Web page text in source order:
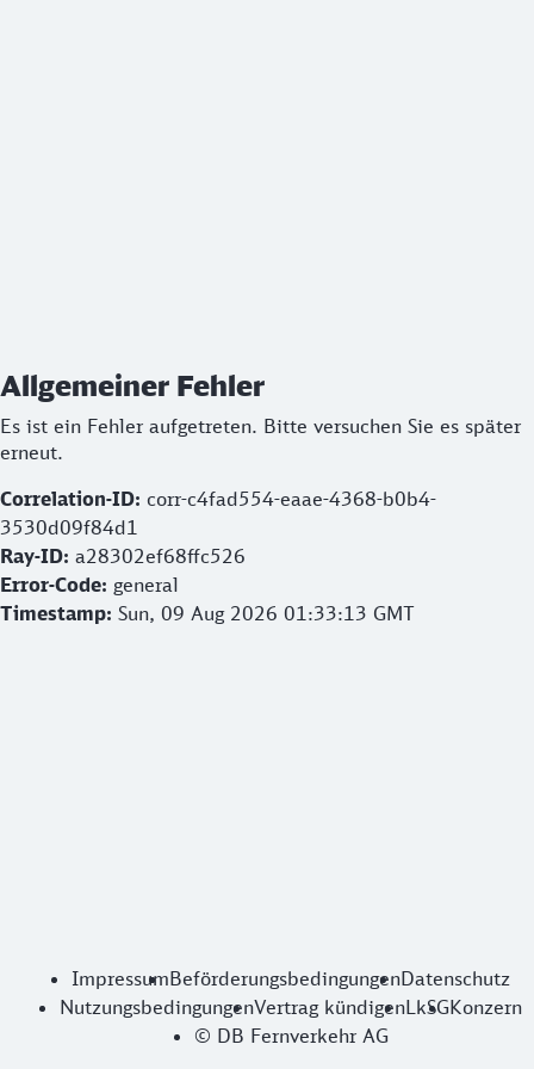
Allgemeiner Fehler
Es ist ein Fehler aufgetreten. Bitte versuchen Sie es später
erneut.
Correlation-ID: corr-c4fad554-eaae-4368-b0b4-
3530d09f84d1
Ray-ID: a28302ef68ffc526
Error-Code: general
Timestamp: Sun, 09 Aug 2026 01:33:13 GMT
ImpressumBeförderungsbedingungenDatenschutz
NutzungsbedingungenVertrag kündigenLkSGKonzern
© DB Fernverkehr AG